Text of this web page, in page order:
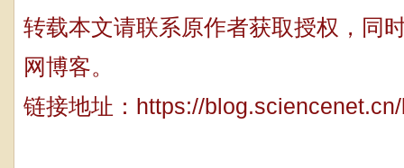
转载本文请联系原作者获取授权，同
网博客。
链接地址： https://